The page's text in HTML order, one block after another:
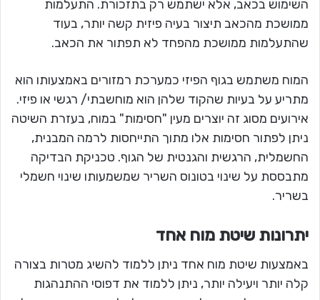
השימוש בכאב, אלא ישתמש רק בתזכורת. התעלמות
ממושכת מהכאב תיצור בעיה פיזית קשה יותר, בעוד
שהתעלמות ממושכת מהפחד לא תפתור את הכאב.
המוח משתמש בגוף הפיזי כמערכת רמזורים באמצעותו הוא
מתריע על בעיות שהקוד שלהן הוא מוחשבתי/ רגשי או פיזי.
אירועים מסוג זה יוצרים מעין "חסימות" במוח, בעזרת השיטה
ניתן לפתור חסימות אלו מתוך התייחסות לרמה המבנית,
החשמלית, הרגשית והגנטית של הגוף. טכניקת הבדיקה
מתבססת על שינוי בטונוס השריר שמשמעותו שינוי חשמלי
בשריר.
יתרונות שיטת מוח אחד
באמצעות שיטת מוח אחד ניתן ללמוד להשיג מטרות בצורה
קלה יותר ויעילה יותר, ניתן ללמוד את דפוסי ההתנהגות